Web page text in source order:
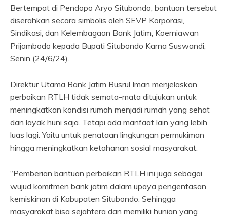
Bertempat di Pendopo Aryo Situbondo, bantuan tersebut
diserahkan secara simbolis oleh SEVP Korporasi,
Sindikasi, dan Kelembagaan Bank Jatim, Koerniawan
Prijambodo kepada Bupati Situbondo Karna Suswandi,
Senin (24/6/24).
Direktur Utama Bank Jatim Busrul Iman menjelaskan,
perbaikan RTLH tidak semata-mata ditujukan untuk
meningkatkan kondisi rumah menjadi rumah yang sehat
dan layak huni saja. Tetapi ada manfaat lain yang lebih
luas lagi. Yaitu untuk penataan lingkungan permukiman
hingga meningkatkan ketahanan sosial masyarakat.
“Pemberian bantuan perbaikan RTLH ini juga sebagai
wujud komitmen bank jatim dalam upaya pengentasan
kemiskinan di Kabupaten Situbondo. Sehingga
masyarakat bisa sejahtera dan memiliki hunian yang